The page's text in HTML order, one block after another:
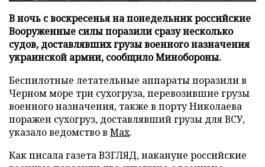
В ночь с воскресенья на понедельник российские
Вооруженные силы поразили сразу несколько
судов, доставлявших грузы военного назначения
украинской армии, сообщило Минобороны.
Беспилотные летательные аппараты поразили в
Черном море три сухогруза, перевозившие грузы
военного назначения, также в порту Николаева
поражен сухогруз, доставлявший грузы для ВСУ,
указало ведомство в Max.
Как писала газета ВЗГЛЯД, накануне российские